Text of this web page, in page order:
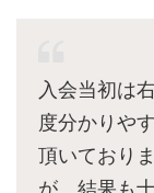
入会当初は
度分かりや
頂いており
が、結果も